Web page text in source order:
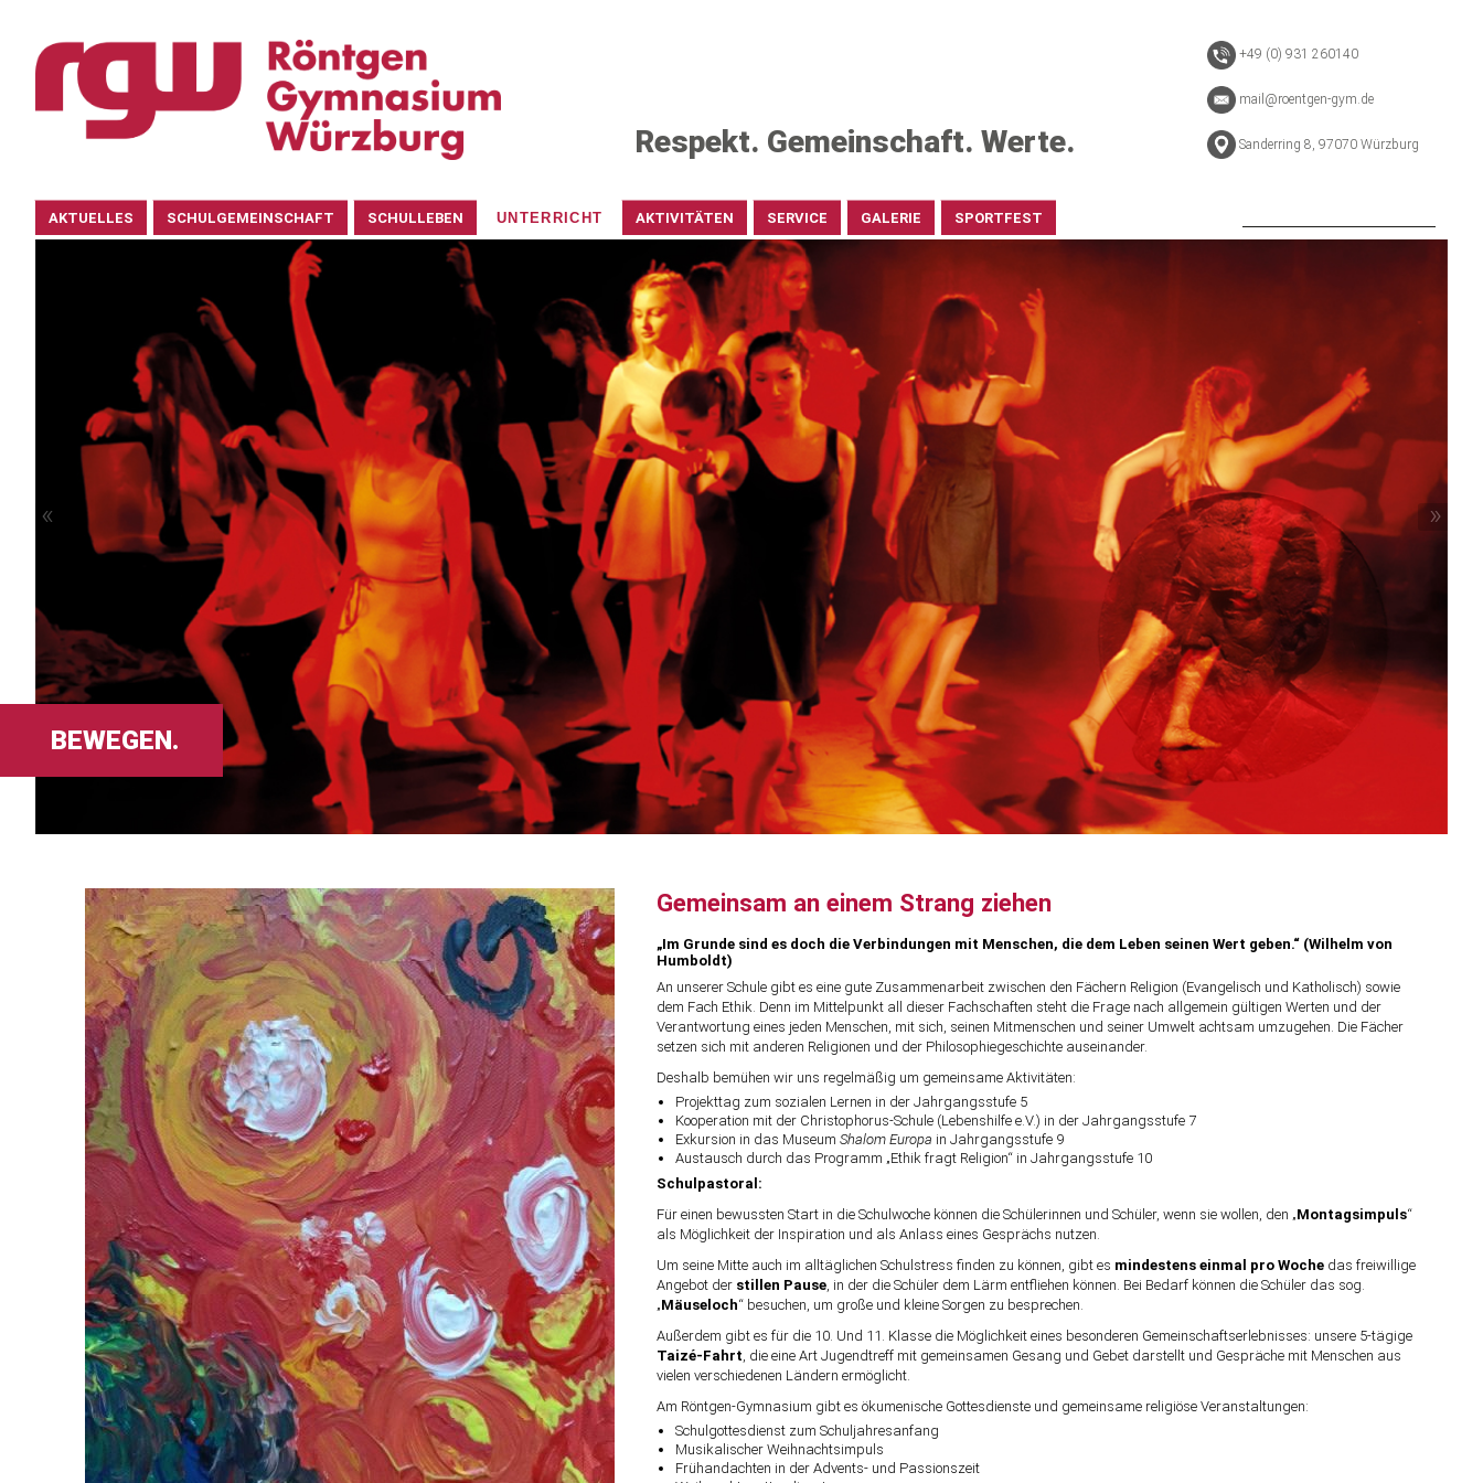
Respekt. Gemeinschaft. Werte.
+49 (0) 931 260140
mail@roentgen-gym.de
Sanderring 8, 97070 Würzburg
überspringen
AKTUELLES SCHULGEMEINSCHAFT SCHULLEBEN UNTERRICHT AKTIVITÄTEN SERVICE GALERIE SPORTFEST
BEWEGEN.
« »
Gemeinsam an einem Strang ziehen
„Im Grunde sind es doch die Verbindungen mit Menschen, die dem Leben seinen Wert geben.“ (Wilhelm von
Humboldt)
An unserer Schule gibt es eine gute Zusammenarbeit zwischen den Fächern Religion (Evangelisch und Katholisch) sowie
dem Fach Ethik. Denn im Mittelpunkt all dieser Fachschaften steht die Frage nach allgemein gültigen Werten und der
Verantwortung eines jeden Menschen, mit sich, seinen Mitmenschen und seiner Umwelt achtsam umzugehen. Die Fächer
setzen sich mit anderen Religionen und der Philosophiegeschichte auseinander.
Deshalb bemühen wir uns regelmäßig um gemeinsame Aktivitäten:
Projekttag zum sozialen Lernen in der Jahrgangsstufe 5
Kooperation mit der Christophorus-Schule (Lebenshilfe e.V.) in der Jahrgangsstufe 7
Exkursion in das Museum Shalom Europa in Jahrgangsstufe 9
Austausch durch das Programm „Ethik fragt Religion“ in Jahrgangsstufe 10
Schulpastoral:
Für einen bewussten Start in die Schulwoche können die Schülerinnen und Schüler, wenn sie wollen, den „Montagsimpuls“
als Möglichkeit der Inspiration und als Anlass eines Gesprächs nutzen.
Um seine Mitte auch im alltäglichen Schulstress finden zu können, gibt es mindestens einmal pro Woche das freiwillige
Angebot derstillen Pause, in der die Schüler dem Lärm entfliehen können. Bei Bedarf können die Schüler das sog.
„Mäuseloch“ besuchen, um große und kleine Sorgen zu besprechen.
Außerdem gibt es für die 10. Und 11. Klasse die Möglichkeit eines besonderen Gemeinschaftserlebnisses: unsere 5-tägige
Taizé-Fahrt, die eine Art Jugendtreff mit gemeinsamen Gesang und Gebet darstellt und Gespräche mit Menschen aus
vielen verschiedenen Ländern ermöglicht.
Am Röntgen-Gymnasium gibt es ökumenische Gottesdienste und gemeinsame religiöse Veranstaltungen:
Schulgottesdienst zum Schuljahresanfang
Musikalischer Weihnachtsimpuls
Frühandachten in der Advents- und Passionszeit